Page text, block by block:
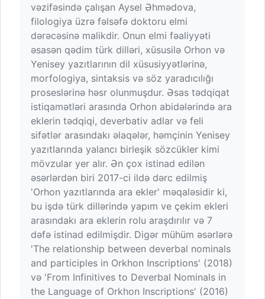
vəzifəsində çalışan Aysel Əhmədova,
filologiya üzrə fəlsəfə doktoru elmi
dərəcəsinə malikdir. Onun elmi fəaliyyəti
əsasən qədim türk dilləri, xüsusilə Orhon və
Yenisey yazıtlarının dil xüsusiyyətlərinə,
morfologiya, sintaksis və söz yaradıcılığı
proseslərinə həsr olunmuşdur. Əsas tədqiqat
istiqamətləri arasında Orhon abidələrində ara
eklerin tədqiqi, deverbativ adlar və feli
sifətlər arasındakı əlaqələr, həmçinin Yenisey
yazıtlarında yalancı birleşik sözcükler kimi
mövzular yer alır. Ən çox istinad edilən
əsərlərdən biri 2017-ci ildə dərc edilmiş
'Orhon yazıtlarında ara ekler' məqaləsidir ki,
bu işdə türk dillərində yapım ve çekim ekleri
arasındakı ara eklerin rolu araşdırılır və 7
dəfə istinad edilmişdir. Digər mühüm əsərlərə
'The relationship between deverbal nominals
and participles in Orkhon Inscriptions' (2018)
və 'From Infinitives to Deverbal Nominals in
the Language of Orkhon Inscriptions' (2016)